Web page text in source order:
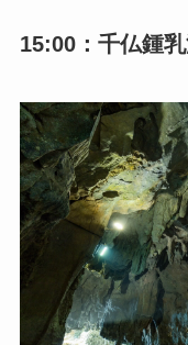
15:00：千仏鍾